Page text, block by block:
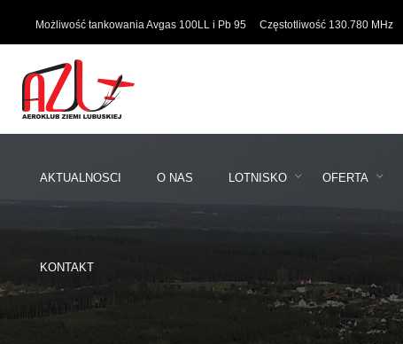
content
Możliwość tankowania Avgas 100LL i Pb 95 Częstotliwość 130.780 MHz
AKTUALNOSCI O NAS LOTNISKO OFERTA
KONTAKT